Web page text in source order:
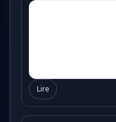
Lire